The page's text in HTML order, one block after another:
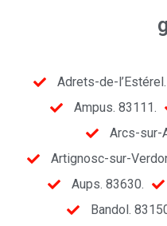
Adrets-de-
Ampus. 83111.
Arcs-sur-
Artignosc-sur-
Aups. 83630.
Bandol.